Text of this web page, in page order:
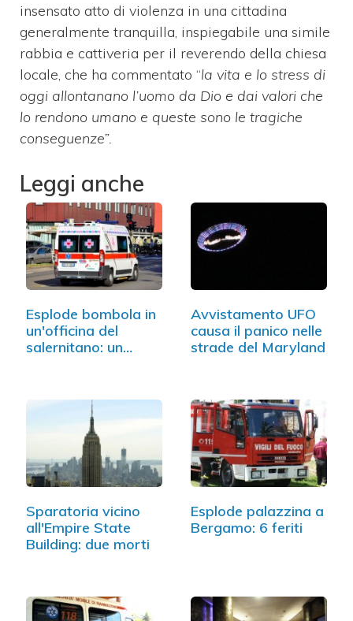
insensato atto di violenza in una cittadina
generalmente tranquilla, inspiegabile una simile
rabbia e cattiveria per il reverendo della chiesa
locale, che ha commentato “la vita e lo stress di
oggi allontanano l’uomo da Dio e dai valori che
lo rendono umano e queste sono le tragiche
conseguenze”.
Leggi anche
Esplode bombola in
un'officina del
salernitano: un…
Avvistamento UFO
causa il panico nelle
strade del Maryland
Sparatoria vicino
all'Empire State
Building: due morti
Esplode palazzina a
Bergamo: 6 feriti